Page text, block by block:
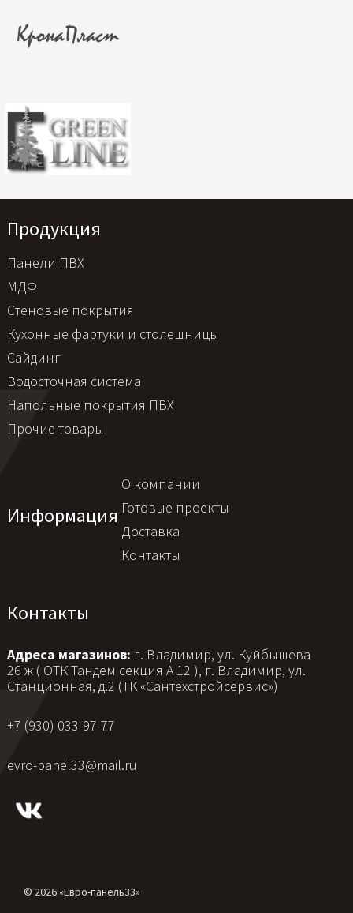
Продукция
Панели ПВХ
МДФ
Стеновые покрытия
Кухонные фартуки и столешницы
Сайдинг
Водосточная система
Напольные покрытия ПВХ
Прочие товары
Информация
О компании
Готовые проекты
Доставка
Контакты
Контакты
Адреса магазинов: г. Владимир, ул. Куйбышева
26 ж ( ОТК Тандем секция А 12 ), г. Владимир, ул.
Станционная, д.2 (ТК «Сантехстройсервис»)
+7 (930) 033-97-77
evro-panel33@mail.ru
© 2026 «Евро-панель33»